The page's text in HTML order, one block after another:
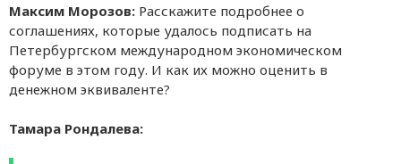
Максим Морозов: Расскажите подробнее о
соглашениях, которые удалось подписать на
Петербургском международном экономическом
форуме в этом году. И как их можно оценить в
денежном эквиваленте?
Тамара Рондалева: